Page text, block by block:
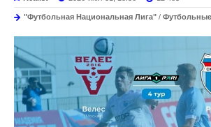
"Футбольная Национальная Лига" /